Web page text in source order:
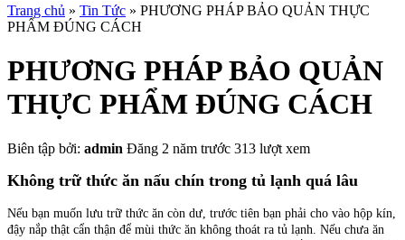
Trang chủ » Tin Tức » PHƯƠNG PHÁP BẢO QUẢN THỰC
PHẨM ĐÚNG CÁCH
PHƯƠNG PHÁP BẢO QUẢN
THỰC PHẨM ĐÚNG CÁCH
Biên tập bởi: admin Đăng 2 năm trước 313 lượt xem
Không trữ thức ăn nấu chín trong tủ lạnh quá lâu
Nếu bạn muốn lưu trữ thức ăn còn dư, trước tiên bạn phải cho vào hộp kín,
đậy nắp thật cẩn thận để mùi thức ăn không thoát ra tủ lạnh. Nếu chưa ăn